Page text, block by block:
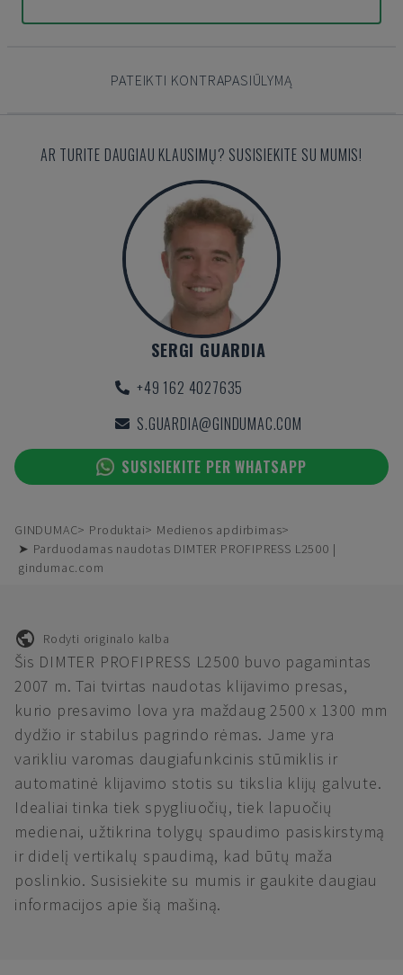
PATEIKTI KONTRAPASIŪLYMĄ
AR TURITE DAUGIAU KLAUSIMŲ? SUSISIEKITE SU MUMIS!
SERGI GUARDIA
+49 162 4027635
S.GUARDIA@GINDUMAC.COM
SUSISIEKITE PER WHATSAPP
GINDUMAC Produktai
Medienos apdirbimas
➤ Parduodamas naudotas DIMTER PROFIPRESS L2500 |
gindumac.com
Rodyti originalo kalba
Šis DIMTER PROFIPRESS L2500 buvo pagamintas
2007 m. Tai tvirtas naudotas klijavimo presas,
kurio presavimo lova yra maždaug 2500 x 1300 mm
dydžio ir stabilus pagrindo rėmas. Jame yra
varikliu varomas daugiafunkcinis stūmiklis ir
automatinė klijavimo stotis su tikslia klijų galvute.
Idealiai tinka tiek spygliuočių, tiek lapuočių
medienai, užtikrina tolygų spaudimo pasiskirstymą
ir didelį vertikalų spaudimą, kad būtų maža
poslinkio. Susisiekite su mumis ir gaukite daugiau
informacijos apie šią mašiną.